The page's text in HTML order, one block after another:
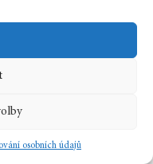
osobních údajů